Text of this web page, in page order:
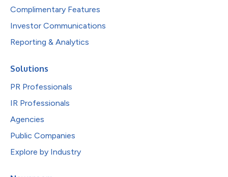
Complimentary Features
Investor Communications
Reporting & Analytics
Solutions
PR Professionals
IR Professionals
Agencies
Public Companies
Explore by Industry